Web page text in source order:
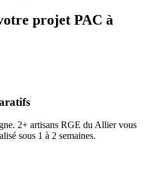
projet PAC à
2+ artisans RGE du Allier vous
sous 1 à 2 semaines.